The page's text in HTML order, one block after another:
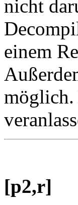
nicht
einem
möglich.
[p2,r]